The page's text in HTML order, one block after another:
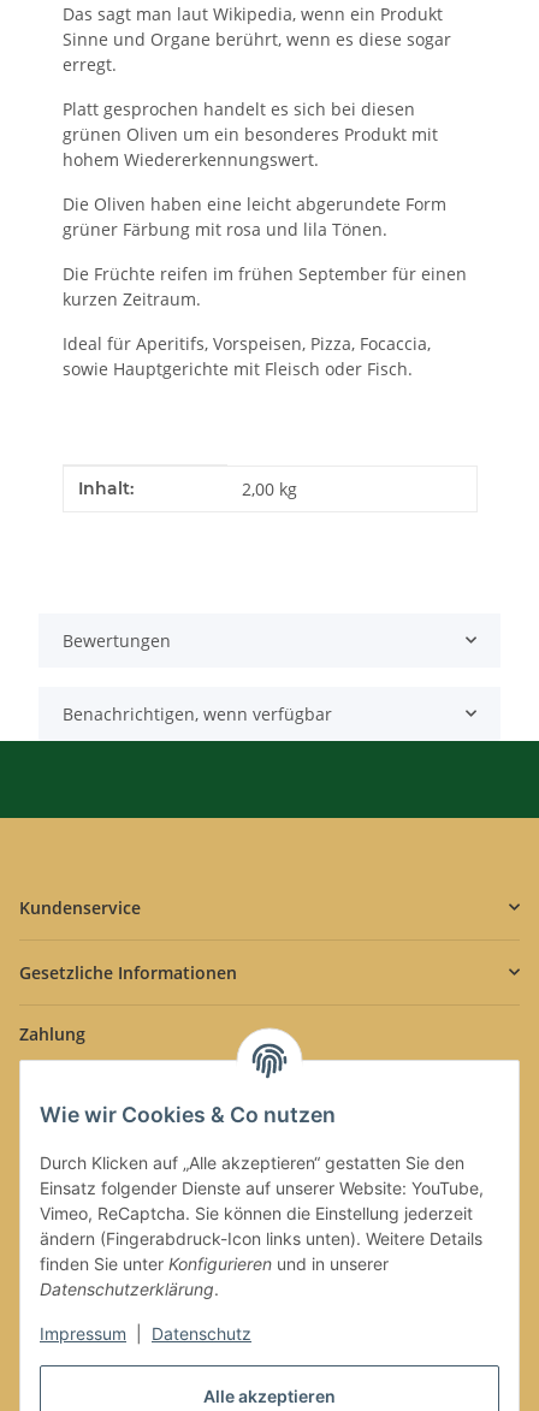
Alle akzeptieren
Wie wir Cookies & Co nutzen
Durch Klicken auf „Alle akzeptieren“ gestatten Sie den
Einsatz folgender Dienste auf unserer Website: YouTube,
Vimeo, ReCaptcha. Sie können die Einstellung jederzeit
ändern (Fingerabdruck-Icon links unten). Weitere Details
finden Sie unter Konfigurieren und in unserer
Datenschutzerklärung.
Impressum Datenschutz
Das sagt man laut Wikipedia, wenn ein Produkt
Sinne und Organe berührt, wenn es diese sogar
erregt.
Platt gesprochen handelt es sich bei diesen
grünen Oliven um ein besonderes Produkt mit
hohem Wiedererkennungswert.
Die Oliven haben eine leicht abgerundete Form
grüner Färbung mit rosa und lila Tönen.
Die Früchte reifen im frühen September für einen
kurzen Zeitraum.
Ideal für Aperitifs, Vorspeisen, Pizza, Focaccia,
sowie Hauptgerichte mit Fleisch oder Fisch.
Produkteigenschaft
Wert
Inhalt: 2,00 kg
Bewertungen
Benachrichtigen, wenn verfügbar
Kundenservice
Gesetzliche Informationen
Zahlung
Versand
Vertrag widerrufen